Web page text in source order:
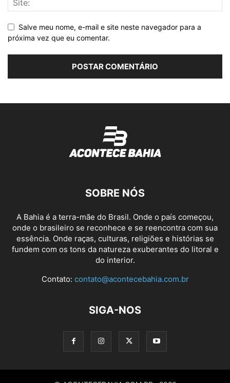
Salve meu nome, e-mail e site neste navegador para a
próxima vez que eu comentar.
SOBRE NÓS
A Bahia é a terra-mãe do Brasil. Onde o país começou,
onde o brasileiro se reconhece e se reencontra com sua
essência. Onde raças, culturas, religiões e histórias se
fundem com os tons da natureza exuberantes do litoral e
do interior.
Contato: contato@acontecebahia.com.br
SIGA-NOS